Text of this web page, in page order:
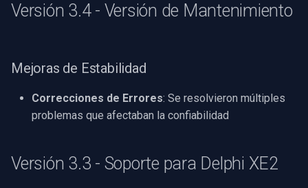
Versión 3.4 - Versión de Mantenimiento
Mejoras de Estabilidad
Correcciones de Errores: Se resolvieron múltiples
problemas que afectaban la confiabilidad
Versión 3.3 - Soporte para Delphi XE2